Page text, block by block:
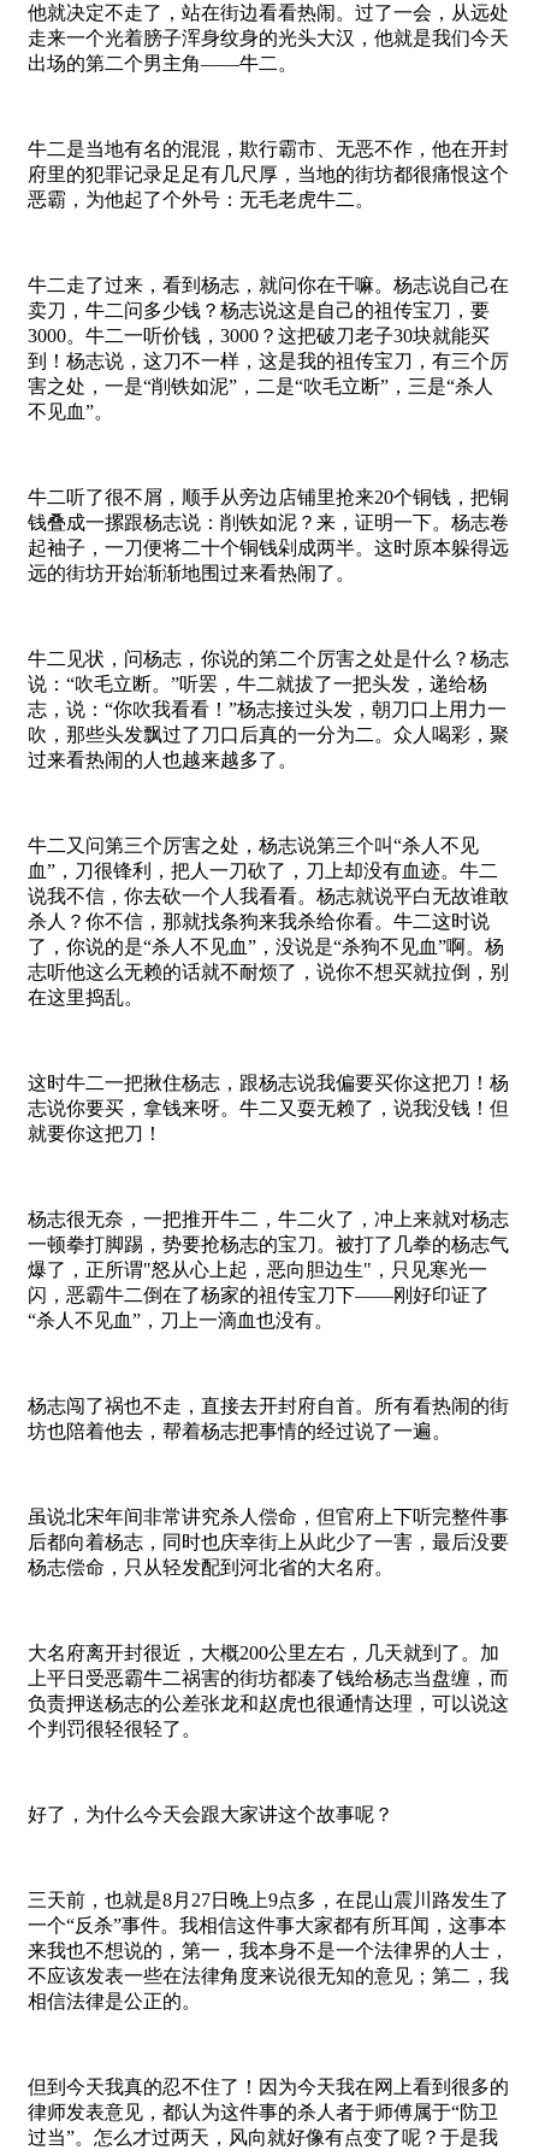
他就决定不走了，站在街边看看热闹。过了一会，从远处
走来一个光着膀子浑身纹身的光头大汉，他就是我们今天
出场的第二个男主角——牛二。
牛二是当地有名的混混，欺行霸市、无恶不作，他在开封
府里的犯罪记录足足有几尺厚，当地的街坊都很痛恨这个
恶霸，为他起了个外号：无毛老虎牛二。
牛二走了过来，看到杨志，就问你在干嘛。杨志说自己在
卖刀，牛二问多少钱？杨志说这是自己的祖传宝刀，要
3000。牛二一听价钱，3000？这把破刀老子30块就能买
到！杨志说，这刀不一样，这是我的祖传宝刀，有三个厉
害之处，一是“削铁如泥”，二是“吹毛立断”，三是“杀人
不见血”。
牛二听了很不屑，顺手从旁边店铺里抢来20个铜钱，把铜
钱叠成一摞跟杨志说：削铁如泥？来，证明一下。杨志卷
起袖子，一刀便将二十个铜钱剁成两半。这时原本躲得远
远的街坊开始渐渐地围过来看热闹了。
牛二见状，问杨志，你说的第二个厉害之处是什么？杨志
说：“吹毛立断。”听罢，牛二就拔了一把头发，递给杨
志，说：“你吹我看看！”杨志接过头发，朝刀口上用力一
吹，那些头发飘过了刀口后真的一分为二。众人喝彩，聚
过来看热闹的人也越来越多了。
牛二又问第三个厉害之处，杨志说第三个叫“杀人不见
血”，刀很锋利，把人一刀砍了，刀上却没有血迹。牛二
说我不信，你去砍一个人我看看。杨志就说平白无故谁敢
杀人？你不信，那就找条狗来我杀给你看。牛二这时说
了，你说的是“杀人不见血”，没说是“杀狗不见血”啊。杨
志听他这么无赖的话就不耐烦了，说你不想买就拉倒，别
在这里捣乱。
这时牛二一把揪住杨志，跟杨志说我偏要买你这把刀！杨
志说你要买，拿钱来呀。牛二又耍无赖了，说我没钱！但
就要你这把刀！
杨志很无奈，一把推开牛二，牛二火了，冲上来就对杨志
一顿拳打脚踢，势要抢杨志的宝刀。被打了几拳的杨志气
爆了，正所谓"怒从心上起，恶向胆边生"，只见寒光一
闪，恶霸牛二倒在了杨家的祖传宝刀下——刚好印证了
“杀人不见血”，刀上一滴血也没有。
杨志闯了祸也不走，直接去开封府自首。所有看热闹的街
坊也陪着他去，帮着杨志把事情的经过说了一遍。
虽说北宋年间非常讲究杀人偿命，但官府上下听完整件事
后都向着杨志，同时也庆幸街上从此少了一害，最后没要
杨志偿命，只从轻发配到河北省的大名府。
大名府离开封很近，大概200公里左右，几天就到了。加
上平日受恶霸牛二祸害的街坊都凑了钱给杨志当盘缠，而
负责押送杨志的公差张龙和赵虎也很通情达理，可以说这
个判罚很轻很轻了。
好了，为什么今天会跟大家讲这个故事呢？
三天前，也就是8月27日晚上9点多，在昆山震川路发生了
一个“反杀”事件。我相信这件事大家都有所耳闻，这事本
来我也不想说的，第一，我本身不是一个法律界的人士，
不应该发表一些在法律角度来说很无知的意见；第二，我
相信法律是公正的。
但到今天我真的忍不住了！因为今天我在网上看到很多的
律师发表意见，都认为这件事的杀人者于师傅属于“防卫
过当”。怎么才过两天，风向就好像有点变了呢？于是我